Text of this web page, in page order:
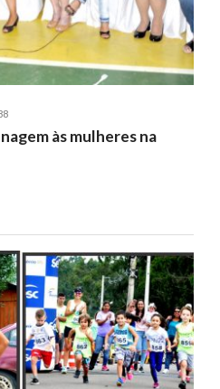
às mulheres na